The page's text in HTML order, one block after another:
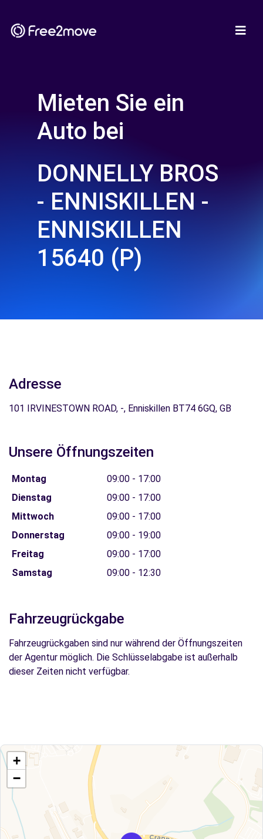
Mieten Sie ein
Auto bei
DONNELLY BROS
- ENNISKILLEN -
ENNISKILLEN
15640 (P)
Adresse
101 IRVINESTOWN ROAD, -, Enniskillen BT74 6GQ, GB
Unsere Öffnungszeiten
Montag
09:00 - 17:00
Dienstag
09:00 - 17:00
Mittwoch
09:00 - 17:00
Donnerstag
09:00 - 19:00
Freitag
09:00 - 17:00
Samstag
09:00 - 12:30
Fahrzeugrückgabe
Fahrzeugrückgaben sind nur während der Öffnungszeiten
der Agentur möglich. Die Schlüsselabgabe ist außerhalb
dieser Zeiten nicht verfügbar.
+
−